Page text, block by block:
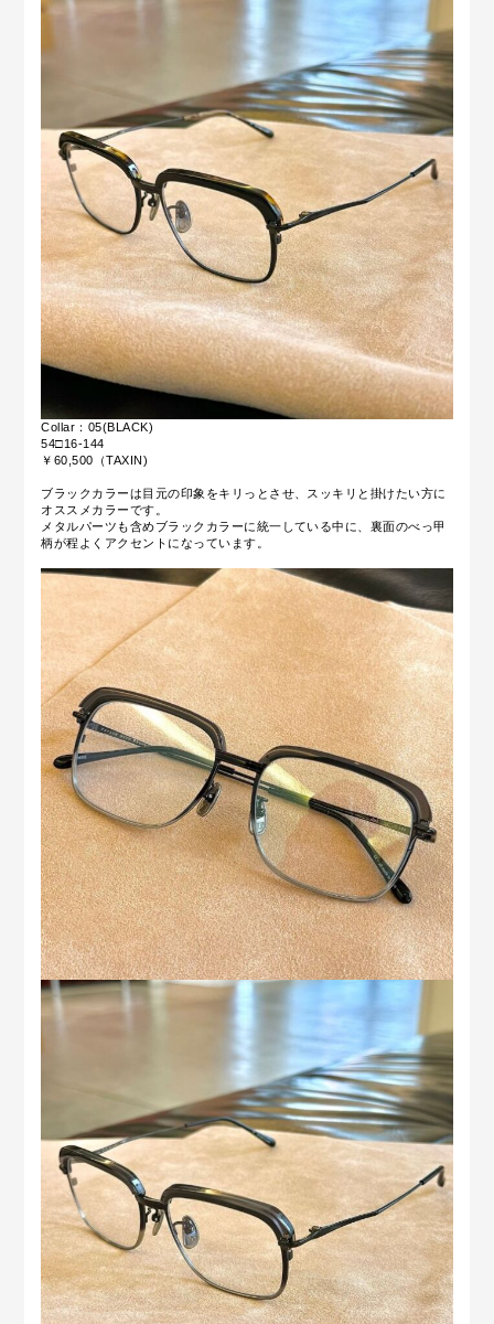
Collar：05(BLACK)
54□16-144
￥60,500（TAXIN)
ブラックカラーは目元の印象をキリっとさせ、スッキリと掛けたい方に
オススメカラーです。
メタルパーツも含めブラックカラーに統一している中に、裏面のべっ甲
柄が程よくアクセントになっています。